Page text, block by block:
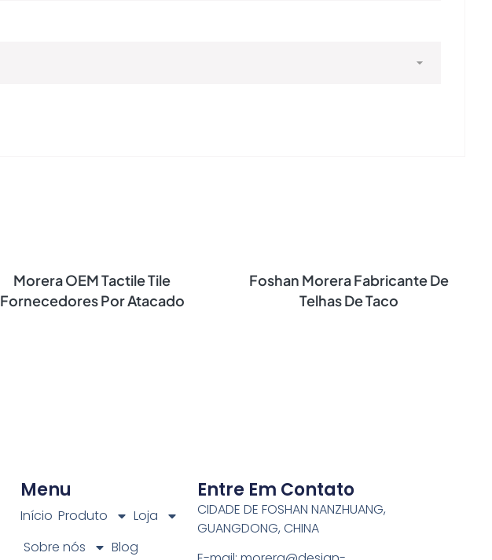
Morera OEM Tactile Tile
Fornecedores Por Atacado
Foshan Morera Fabricante De
Telhas De Taco
Menu
Início Produto
Loja
Sobre nós
Blog
Entre Em Contato
CIDADE DE FOSHAN NANZHUANG,
GUANGDONG, CHINA